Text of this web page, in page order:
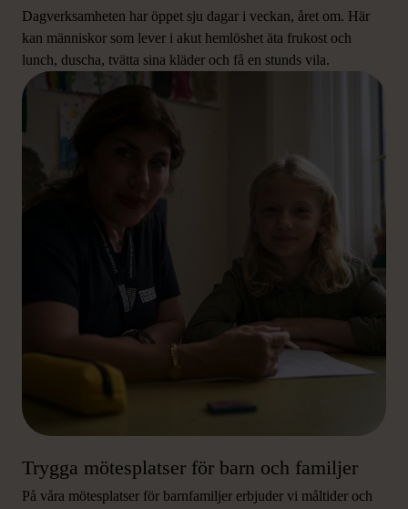
Dagverksamheten har öppet sju dagar i veckan, året om. Här
kan människor som lever i akut hemlöshet äta frukost och
lunch, duscha, tvätta sina kläder och få en stunds vila.
Trygga mötesplatser för barn och familjer
På våra mötesplatser för barnfamiljer erbjuder vi måltider och